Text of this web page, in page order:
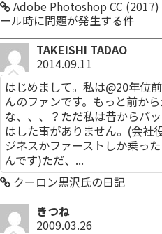
Adobe Photoshop CC (2017)
ール時に問題が発生する件
TAKEISHI TADAO
2014.09.11
はじめまして。私は@20年位
んのファンです。もっと前か
な、、、？ただ私は昔からバ
はした事がありません。(会社
ジネスかファーストしか乗っ
んです)ただ、...
クーロン黒沢氏の日記
きつね
2009.03.26